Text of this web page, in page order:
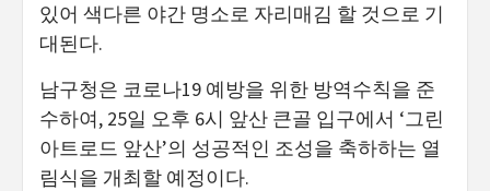
있어 색다른 야간 명소로 자리매김 할 것으로 기
대된다.
남구청은 코로나19 예방을 위한 방역수칙을 준
수하여, 25일 오후 6시 앞산 큰골 입구에서 ‘그린
아트로드 앞산’의 성공적인 조성을 축하하는 열
림식을 개최할 예정이다.